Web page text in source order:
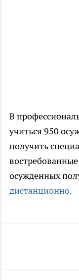
В
учиться 950
получить
осужденных
дистанционно.